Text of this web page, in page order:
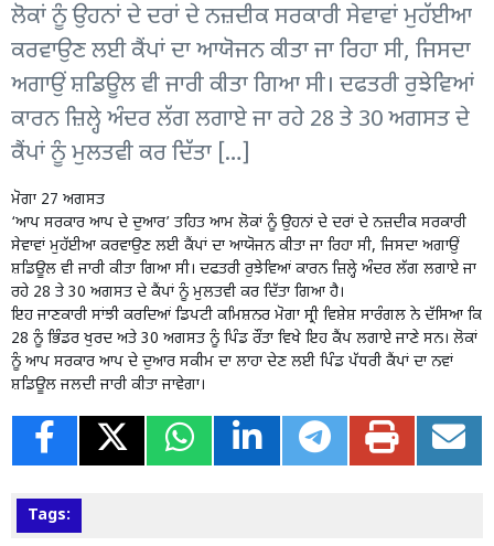
ਲੋਕਾਂ ਨੂੰ ਉਹਨਾਂ ਦੇ ਦਰਾਂ ਦੇ ਨਜ਼ਦੀਕ ਸਰਕਾਰੀ ਸੇਵਾਵਾਂ ਮੁਹੱਈਆ
ਕਰਵਾਉਣ ਲਈ ਕੈਂਪਾਂ ਦਾ ਆਯੋਜਨ ਕੀਤਾ ਜਾ ਰਿਹਾ ਸੀ, ਜਿਸਦਾ
ਅਗਾਉਂ ਸ਼ਡਿਊਲ ਵੀ ਜਾਰੀ ਕੀਤਾ ਗਿਆ ਸੀ। ਦਫਤਰੀ ਰੁਝੇਵਿਆਂ
ਕਾਰਨ ਜ਼ਿਲ੍ਹੇ ਅੰਦਰ ਲੱਗ ਲਗਾਏ ਜਾ ਰਹੇ 28 ਤੇ 30 ਅਗਸਤ ਦੇ
ਕੈਂਪਾਂ ਨੂੰ ਮੁਲਤਵੀ ਕਰ ਦਿੱਤਾ […]
ਮੋਗਾ 27 ਅਗਸਤ
‘ਆਪ ਸਰਕਾਰ ਆਪ ਦੇ ਦੁਆਰ’ ਤਹਿਤ ਆਮ ਲੋਕਾਂ ਨੂੰ ਉਹਨਾਂ ਦੇ ਦਰਾਂ ਦੇ ਨਜ਼ਦੀਕ ਸਰਕਾਰੀ
ਸੇਵਾਵਾਂ ਮੁਹੱਈਆ ਕਰਵਾਉਣ ਲਈ ਕੈਂਪਾਂ ਦਾ ਆਯੋਜਨ ਕੀਤਾ ਜਾ ਰਿਹਾ ਸੀ, ਜਿਸਦਾ ਅਗਾਉਂ
ਸ਼ਡਿਊਲ ਵੀ ਜਾਰੀ ਕੀਤਾ ਗਿਆ ਸੀ। ਦਫਤਰੀ ਰੁਝੇਵਿਆਂ ਕਾਰਨ ਜ਼ਿਲ੍ਹੇ ਅੰਦਰ ਲੱਗ ਲਗਾਏ ਜਾ
ਰਹੇ 28 ਤੇ 30 ਅਗਸਤ ਦੇ ਕੈਂਪਾਂ ਨੂੰ ਮੁਲਤਵੀ ਕਰ ਦਿੱਤਾ ਗਿਆ ਹੈ।
ਇਹ ਜਾਣਕਾਰੀ ਸਾਂਝੀ ਕਰਦਿਆਂ ਡਿਪਟੀ ਕਮਿਸ਼ਨਰ ਮੋਗਾ ਸ੍ਰੀ ਵਿਸ਼ੇਸ਼ ਸਾਰੰਗਲ ਨੇ ਦੱਸਿਆ ਕਿ
28 ਨੂੰ ਭਿੰਡਰ ਖੁਰਦ ਅਤੇ 30 ਅਗਸਤ ਨੂੰ ਪਿੰਡ ਰੌਂਤਾ ਵਿਖੇ ਇਹ ਕੈਂਪ ਲਗਾਏ ਜਾਣੇ ਸਨ। ਲੋਕਾਂ
ਨੂੰ ਆਪ ਸਰਕਾਰ ਆਪ ਦੇ ਦੁਆਰ ਸਕੀਮ ਦਾ ਲਾਹਾ ਦੇਣ ਲਈ ਪਿੰਡ ਪੱਧਰੀ ਕੈਂਪਾਂ ਦਾ ਨਵਾਂ
ਸ਼ਡਿਊਲ ਜਲਦੀ ਜਾਰੀ ਕੀਤਾ ਜਾਵੇਗਾ।
Tags: